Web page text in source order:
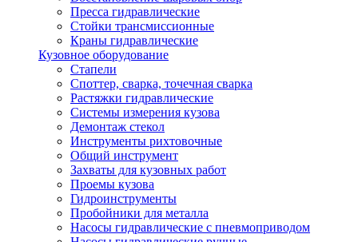
Пресса гидравлические
Стойки трансмиссионные
Краны гидравлические
Кузовное оборудование
Стапели
Споттер, сварка, точечная сварка
Растяжки гидравлические
Системы измерения кузова
Демонтаж стекол
Инструменты рихтовочные
Общий инструмент
Захваты для кузовных работ
Проемы кузова
Гидроинструменты
Пробойники для металла
Насосы гидравлические с пневмоприводом